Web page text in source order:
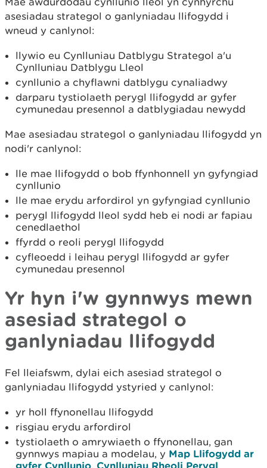
asesiadau strategol o ganlyniadau llifogydd i
wneud y canlynol:
llywio eu Cynlluniau Datblygu Strategol a'u
Cynlluniau Datblygu Lleol
cynllunio a chyflawni datblygu cynaliadwy
darparu tystiolaeth perygl llifogydd ar gyfer
cymunedau presennol a datblygiadau newydd
Mae asesiadau strategol o ganlyniadau llifogydd yn
nodi'r canlynol:
lle mae llifogydd o bob ffynhonnell yn gyfyngiad
cynllunio
lle mae erydu arfordirol yn gyfyngiad cynllunio
perygl llifogydd lleol sydd heb ei nodi ar fapiau
cenedlaethol
ffyrdd o reoli perygl llifogydd
cyfleoedd i leihau perygl llifogydd ar gyfer
cymunedau presennol
Yr hyn i'w gynnwys mewn
asesiad strategol o
ganlyniadau llifogydd
Fel lleiafswm, dylai eich asesiad strategol o
ganlyniadau llifogydd ystyried y canlynol:
yr holl ffynonellau llifogydd
risgiau erydu arfordirol
tystiolaeth o amrywiaeth o ffynonellau, gan
gynnwys mapiau a modelau, y Map Llifogydd ar
gyfer Cynllunio, Cynlluniau Rheoli Perygl